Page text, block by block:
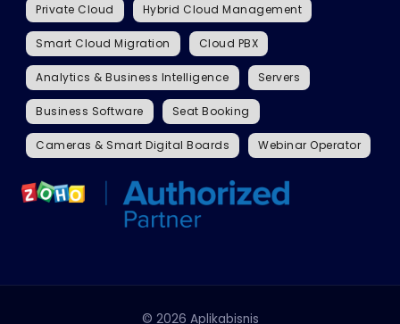
Private Cloud Hybrid Cloud Management
Smart Cloud Migration Cloud PBX
Analytics & Business Intelligence Servers
Business Software Seat Booking
Cameras & Smart Digital Boards Webinar Operator
© 2026 Aplikabisnis